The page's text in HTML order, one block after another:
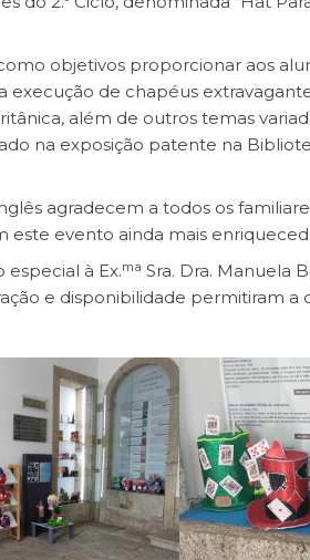
objetivos proporcionar aos
execução de chapéus
além de outros temas
na exposição patente na
agradecem a todos os
este evento ainda mais
à Ex.ma Sra. Dra. Manuela
e disponibilidade permitiram